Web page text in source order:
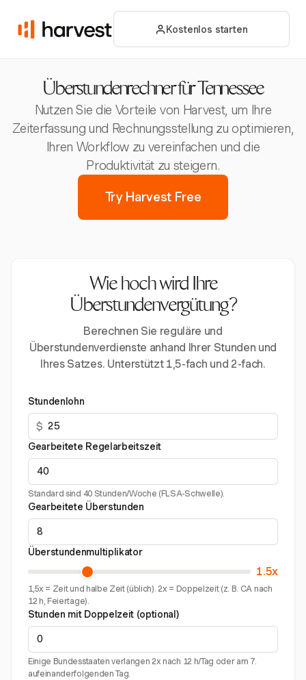
Kostenlos starten
Überstundenrechner für Tennessee
Nutzen Sie die Vorteile von Harvest, um Ihre
Zeiterfassung und Rechnungsstellung zu optimieren,
Ihren Workflow zu vereinfachen und die
Produktivität zu steigern.
Try Harvest Free
Wie hoch wird Ihre
Überstundenvergütung?
Berechnen Sie reguläre und
Überstundenverdienste anhand Ihrer Stunden und
Ihres Satzes. Unterstützt 1,5-fach und 2-fach.
Stundenlohn
$
Gearbeitete Regelarbeitszeit
Standard sind 40 Stunden/Woche (FLSA-Schwelle).
Gearbeitete Überstunden
Überstundenmultiplikator
1.5x
1,5x = Zeit und halbe Zeit (üblich). 2x = Doppelzeit (z. B. CA nach
12 h, Feiertage).
Stunden mit Doppelzeit (optional)
Einige Bundesstaaten verlangen 2x nach 12 h/Tag oder am 7.
aufeinanderfolgenden Tag.